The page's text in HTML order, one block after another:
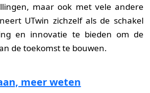
maar ook met vele andere
UTwin zichzelf als de schakel
en innovatie te bieden om de
de toekomst te bouwen.
meer weten